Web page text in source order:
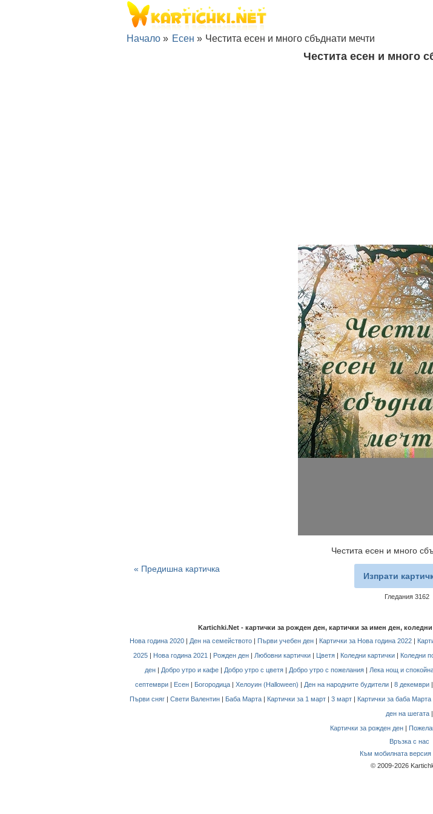
Начало » Есен » Честита есен и много сбъднати мечти
Честита есен и много
Честита есен и много
« Предишна картичка
Изпрати
Гледания 3162
Kartichki.Net - картички за рожден ден, картички за имен ден,
Нова година 2020| Ден на семейството| Първи учебен ден| Картички за Нова година 2022|
2025| Нова година 2021 | Рожден ден| Любовни картички| Цветя| Коледни картички| Коледни
ден | Добро утро и кафе | Добро утро с цветя | Добро утро с пожелания | Лека нощ и
септември| Есен| Богородица| Хелоуин (Halloween) | Ден на народните будители| 8 декември|
Първи сняг | Свети Валентин | Баба Марта | Картички за 1 март | 3 март | Картички за баба Марта
ден на шегата |
Картички за рожден ден |
Връзка с нас
Към мобилната версия
© 2009-2026